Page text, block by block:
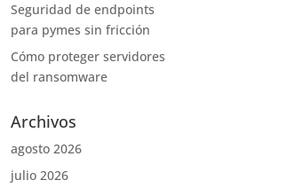
Seguridad de endpoints
para pymes sin fricción
Cómo proteger servidores
del ransomware
Archivos
agosto 2026
julio 2026